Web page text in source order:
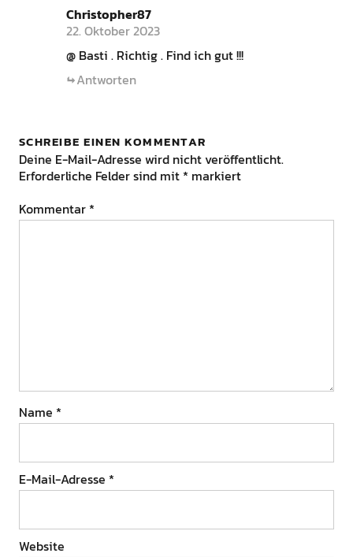
Christopher87
22. Oktober 2023
@ Basti . Richtig . Find ich gut !!!
Antworten
SCHREIBE EINEN KOMMENTAR
Deine E-Mail-Adresse wird nicht veröffentlicht.
Erforderliche Felder sind mit * markiert
Kommentar *
Name *
E-Mail-Adresse *
Website